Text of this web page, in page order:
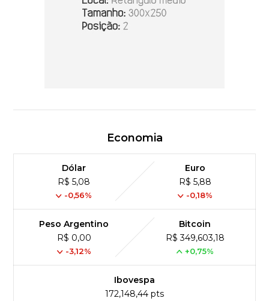
Economia
Dólar
R$ 5,08
-0,56%
Euro
R$ 5,88
-0,18%
Peso Argentino
R$ 0,00
-3,12%
Bitcoin
R$ 349,603,18
+0,75%
Ibovespa
172,148,44 pts